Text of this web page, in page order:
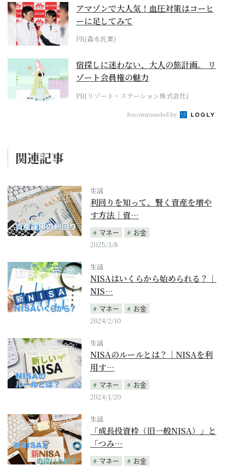
アマゾンで大人気！血圧対策はコーヒ
ーに足してみて
PR(森永乳業)
宿探しに迷わない、大人の旅計画。 リ
ゾート会員権の魅力
PR(リゾート・ステーション株式会社)
Recommended by
関連記事
生活
利回りを知って、賢く資産を増や
す方法｜資…
マネー
お金
2025/3/8
生活
NISAはいくらから始められる？｜
NIS…
マネー
お金
2024/2/10
生活
NISAのルールとは？｜NISAを利
用す…
マネー
お金
2024/1/20
生活
「成長投資枠（旧一般NISA）」と
「つみ…
マネー
お金